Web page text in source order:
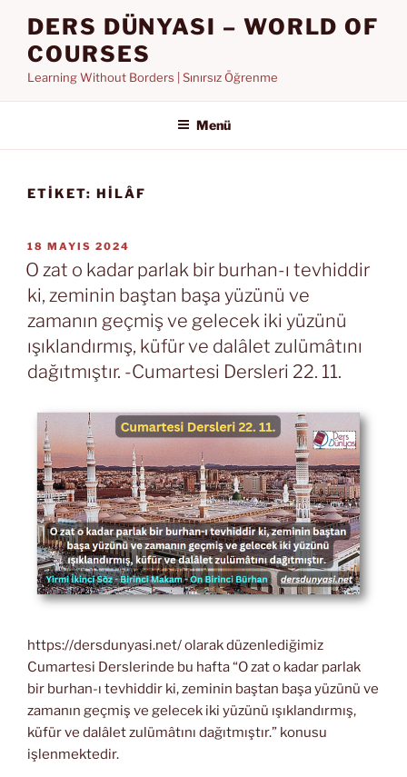
DERS DÜNYASI – WORLD OF
COURSES
Learning Without Borders | Sınırsız Öğrenme
Menü
ETIKET: HILÂF
YAYIM
TARIHI
18 MAYIS 2024
O zat o kadar parlak bir burhan-ı tevhiddir
ki, zeminin baştan başa yüzünü ve
zamanın geçmiş ve gelecek iki yüzünü
ışıklandırmış, küfür ve dalâlet zulümâtını
dağıtmıştır. -Cumartesi Dersleri 22. 11.
https://dersdunyasi.net/ olarak düzenlediğimiz
Cumartesi Derslerinde bu hafta “O zat o kadar parlak
bir burhan-ı tevhiddir ki, zeminin baştan başa yüzünü ve
zamanın geçmiş ve gelecek iki yüzünü ışıklandırmış,
küfür ve dalâlet zulümâtını dağıtmıştır.” konusu
işlenmektedir.